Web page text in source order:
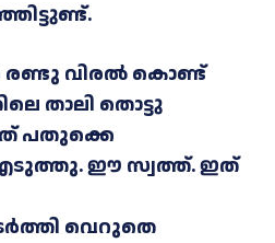
വിരൽ കൊണ്ട്
താലി തൊട്ടു
പതുക്കെ
ഈ സ്വത്ത്. ഇത്
വെറുതെ